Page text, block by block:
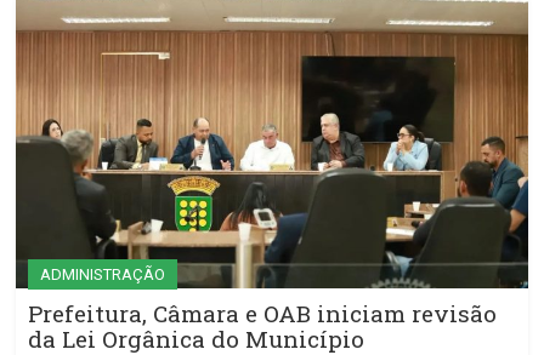
ADMINISTRAÇÃO
Prefeitura, Câmara e OAB iniciam revisão
da Lei Orgânica do Município